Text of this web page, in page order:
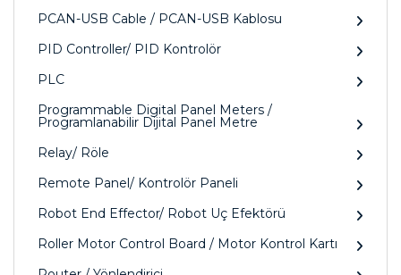
PCAN-USB Cable / PCAN-USB Kablosu
PID Controller/ PID Kontrolör
PLC
Programmable Digital Panel Meters /
Programlanabilir Dijital Panel Metre
Relay/ Röle
Remote Panel/ Kontrolör Paneli
Robot End Effector/ Robot Uç Efektörü
Roller Motor Control Board / Motor Kontrol Kartı